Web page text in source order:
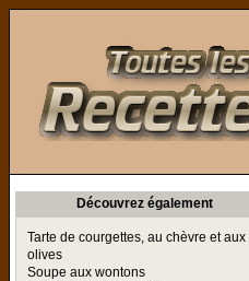
Découvrez également
Tarte de courgettes, au chèvre et aux
olives
Soupe aux wontons